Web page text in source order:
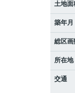
土地面
築年月
総区画
所在地
交通